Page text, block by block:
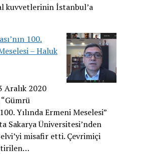
kuvvetlerinin İstanbul’a
100.
– Haluk
Aralık 2020
Yılında Ermeni Meselesi”
Sakarya Üniversitesi’nden
misafir etti. Çevrimiçi